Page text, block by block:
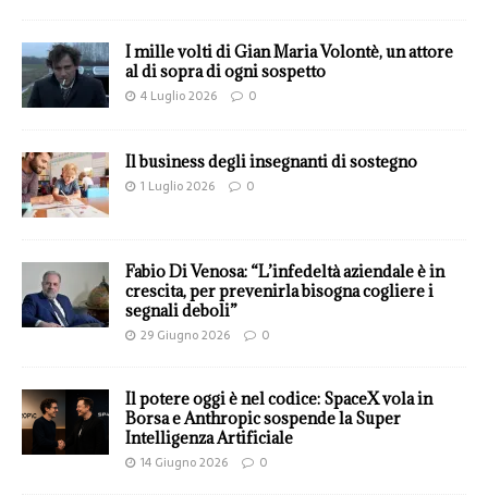
I mille volti di Gian Maria Volontè, un attore
al di sopra di ogni sospetto
4 Luglio 2026 0
Il business degli insegnanti di sostegno
1 Luglio 2026 0
Fabio Di Venosa: “L’infedeltà aziendale è in
crescita, per prevenirla bisogna cogliere i
segnali deboli”
29 Giugno 2026 0
Il potere oggi è nel codice: SpaceX vola in
Borsa e Anthropic sospende la Super
Intelligenza Artificiale
14 Giugno 2026 0